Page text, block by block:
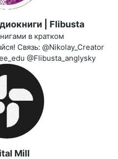
| Flibusta
в кратком
Связь: @Nikolay_Creator
@Flibusta_anglysky
Mill